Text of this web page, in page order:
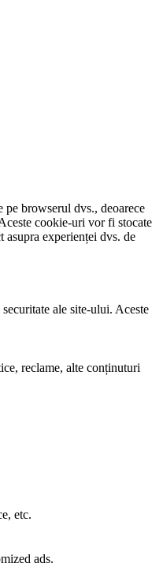
browserul dvs., deoarece
cookie-uri vor fi stocate
asupra experienței dvs. de
ale site-ului. Aceste
reclame, alte conținuturi
etc.
ads.